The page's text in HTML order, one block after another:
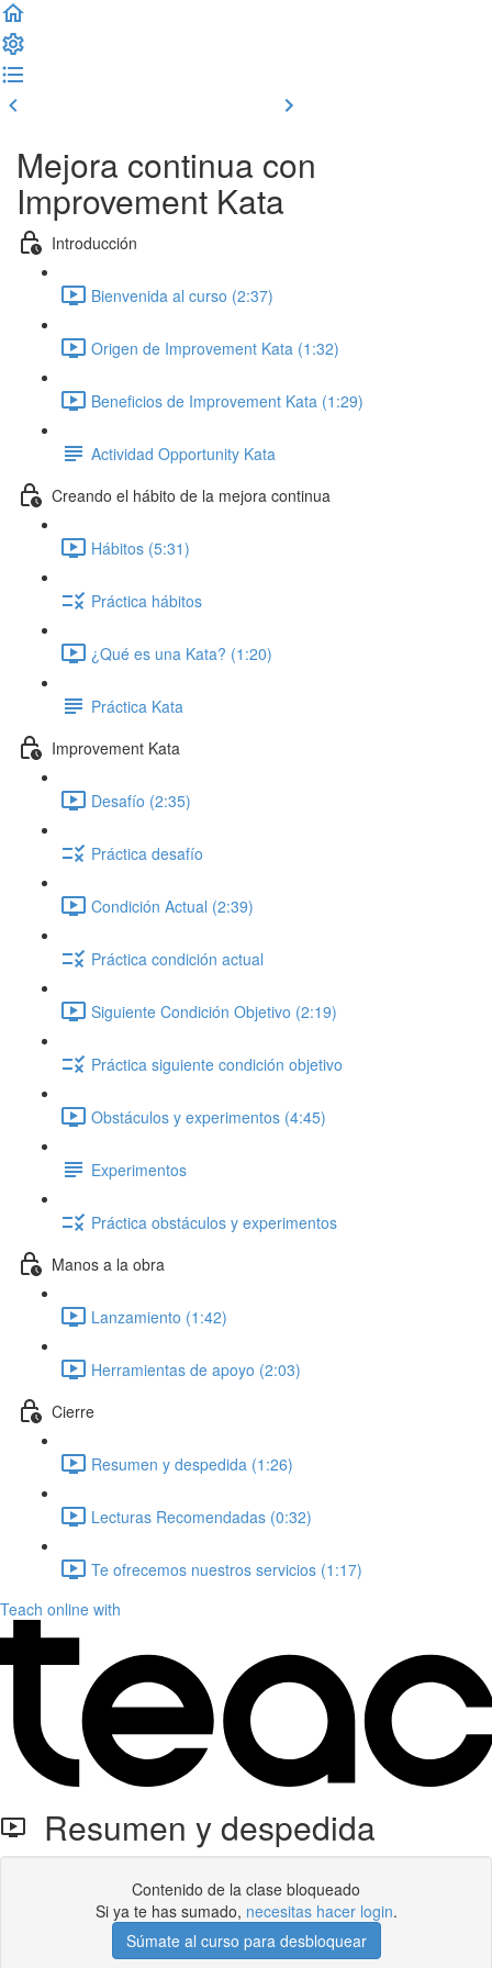
Mejora continua con
Improvement Kata
Introducción
Bienvenida al curso (2:37)
Origen de Improvement Kata (1:32)
Beneficios de Improvement Kata (1:29)
Actividad Opportunity Kata
Creando el hábito de la mejora continua
Hábitos (5:31)
Práctica hábitos
¿Qué es una Kata? (1:20)
Práctica Kata
Improvement Kata
Desafío (2:35)
Práctica desafío
Condición Actual (2:39)
Práctica condición actual
Siguiente Condición Objetivo (2:19)
Práctica siguiente condición objetivo
Obstáculos y experimentos (4:45)
Experimentos
Práctica obstáculos y experimentos
Manos a la obra
Lanzamiento (1:42)
Herramientas de apoyo (2:03)
Cierre
Resumen y despedida (1:26)
Lecturas Recomendadas (0:32)
Te ofrecemos nuestros servicios (1:17)
Teach online with
Resumen y despedida
Contenido de la clase bloqueado
Si ya te has sumado, necesitas hacer login.
Súmate al curso para desbloquear